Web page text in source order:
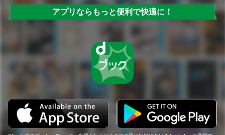
アプリならもっと便利で快適に！